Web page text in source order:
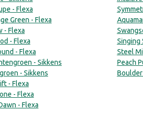
- Flexa
Green - Flexa
- Flexa
- Flexa
- Flexa
- Sikkens
- Sikkens
- Flexa
- Flexa
- Flexa
Singing
Steel
Peach